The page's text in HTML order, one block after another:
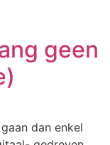
geen
dan enkel